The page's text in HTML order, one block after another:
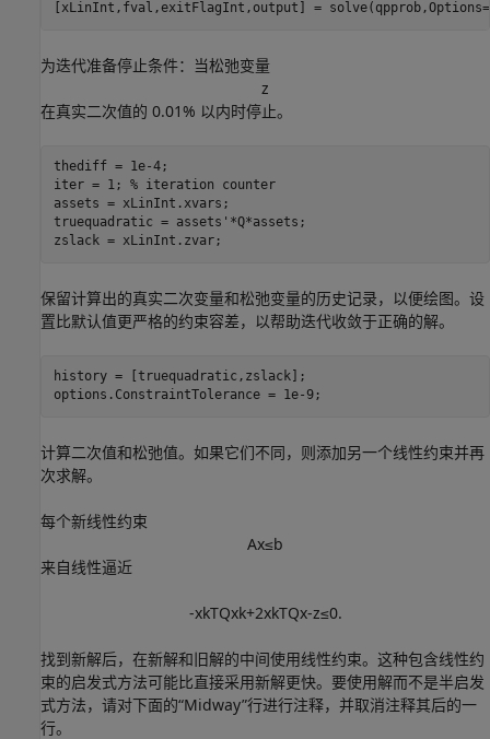
[xLinInt,fval,exitFlagInt,output] =
为迭代准备停止条件：当松弛变量
z
在真实二次值的 0.01% 以内时停止。
thediff = 1e-4;
iter = 1; % iteration counter
assets = xLinInt.xvars;
truequadratic = assets'*Q*assets;
zslack = xLinInt.zvar;
保留计算出的真实二次变量和松弛变量的历史记录，以便绘图。设
置比默认值更严格的约束容差，以帮助迭代收敛于正确的解。
history = [truequadratic,zslack];
options.ConstraintTolerance = 1e-9;
计算二次值和松弛值。如果它们不同，则添加另一个线性约束并再
次求解。
每个新线性约束
Ax≤b
来自线性逼近
-xkTQxk+2xkTQx-z≤0.
找到新解后，在新解和旧解的中间使用线性约束。这种包含线性约
束的启发式方法可能比直接采用新解更快。要使用解而不是半启发
式方法，请对下面的“Midway”行进行注释，并取消注释其后的一
行。